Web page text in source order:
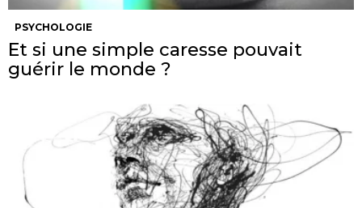
PSYCHOLOGIE
Et si une simple caresse pouvait
guérir le monde ?